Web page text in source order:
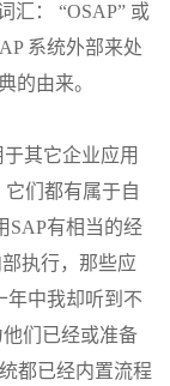
汇： “OSAP” 或
系统外部来处
的由来。
其它企业应用
们都有属于自
SAP有相当的经
执行，那些应
年中我却听到不
们已经或准备
都已经内置流程